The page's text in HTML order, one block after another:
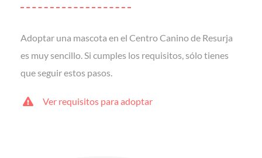
Adoptar una mascota en el Centro Canino de Resurja
es muy sencillo. Si cumples los requisitos, sólo tienes
que seguir estos pasos.
Ver requisitos para adoptar